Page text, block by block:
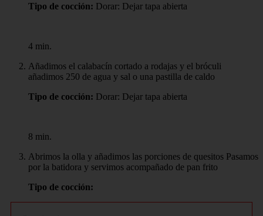
Tipo de cocción: Dorar: Dejar tapa abierta
4 min.
Añadimos el calabacín cortado a rodajas y el bróculi
añadimos 250 de agua y sal o una pastilla de caldo
Tipo de cocción: Dorar: Dejar tapa abierta
8 min.
Abrimos la olla y añadimos las porciones de quesitos Pasamos
por la batidora y servimos acompañado de pan frito
Tipo de cocción: